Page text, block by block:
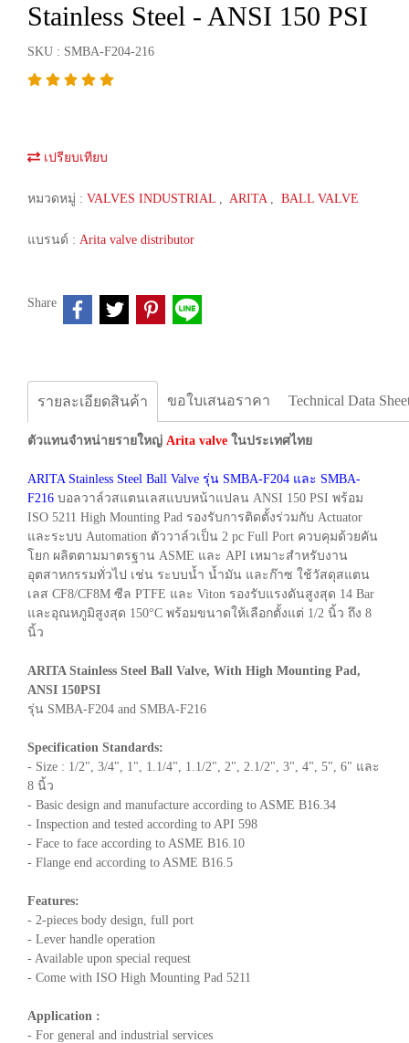
Stainless Steel - ANSI 150 PSI
SKU : SMBA-F204-216
เปรียบเทียบ
หมวดหมู่ : VALVES INDUSTRIAL , ARITA , BALL VALVE
แบรนด์ : Arita valve distributor
Share
รายละเอียดสินค้า ขอใบเสนอราคา Technical Data
ตัวแทนจำหน่ายรายใหญ่ Arita valve ในประเทศไทย
ARITA Stainless Steel Ball Valve รุ่น SMBA-F204 และ SMBA-
F216 บอลวาล์วสแตนเลสแบบหน้าแปลน ANSI 150 PSI พร้อม
ISO 5211 High Mounting Pad รองรับการติดตั้งร่วมกับ Actuator
และระบบ Automation ตัววาล์วเป็น 2 pc Full Port ควบคุมด้วยคัน
โยก ผลิตตามมาตรฐาน ASME และ API เหมาะสำหรับงาน
อุตสาหกรรมทั่วไป เช่น ระบบน้ำ น้ำมัน และก๊าซ ใช้วัสดุสแตน
เลส CF8/CF8M ซีล PTFE และ Viton รองรับแรงดันสูงสุด 14 Bar
และอุณหภูมิสูงสุด 150°C พร้อมขนาดให้เลือกตั้งแต่ 1/2 นิ้ว ถึง 8
นิ้ว
ARITA Stainless Steel Ball Valve, With High Mounting Pad,
ANSI 150PSI
รุ่น SMBA-F204 and SMBA-F216
Specification Standards:
- Size : 1/2", 3/4", 1", 1.1/4", 1.1/2", 2", 2.1/2", 3", 4", 5", 6" และ
8 นิ้ว
- Basic design and manufacture according to ASME B16.34
- Inspection and tested according to API 598
- Face to face according to ASME B16.10
- Flange end according to ASME B16.5
Features:
- 2-pieces body design, full port
- Lever handle operation
- Available upon special request
- Come with ISO High Mounting Pad 5211
Application :
- For general and industrial services